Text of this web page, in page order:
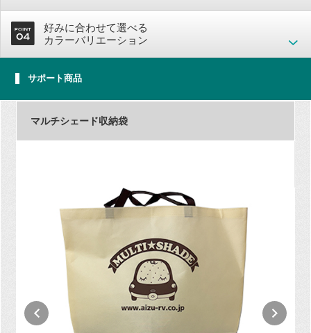
好みに合わせて選べる
カラーバリエーション
サポート商品
マルチシェード収納袋